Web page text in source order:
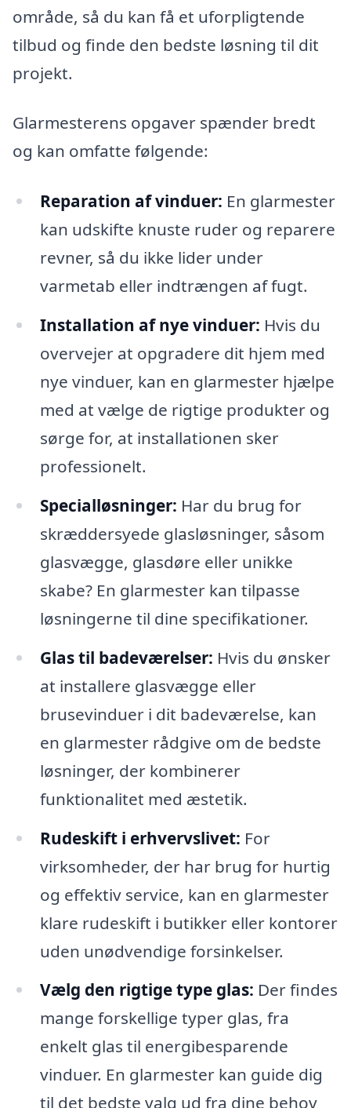
område, så du kan få et uforpligtende
tilbud og finde den bedste løsning til dit
projekt.
Glarmesterens opgaver spænder bredt
og kan omfatte følgende:
Reparation af vinduer: En glarmester
kan udskifte knuste ruder og reparere
revner, så du ikke lider under
varmetab eller indtrængen af fugt.
Installation af nye vinduer: Hvis du
overvejer at opgradere dit hjem med
nye vinduer, kan en glarmester hjælpe
med at vælge de rigtige produkter og
sørge for, at installationen sker
professionelt.
Specialløsninger: Har du brug for
skræddersyede glasløsninger, såsom
glasvægge, glasdøre eller unikke
skabe? En glarmester kan tilpasse
løsningerne til dine specifikationer.
Glas til badeværelser: Hvis du ønsker
at installere glasvægge eller
brusevinduer i dit badeværelse, kan
en glarmester rådgive om de bedste
løsninger, der kombinerer
funktionalitet med æstetik.
Rudeskift i erhvervslivet: For
virksomheder, der har brug for hurtig
og effektiv service, kan en glarmester
klare rudeskift i butikker eller kontorer
uden unødvendige forsinkelser.
Vælg den rigtige type glas: Der findes
mange forskellige typer glas, fra
enkelt glas til energibesparende
vinduer. En glarmester kan guide dig
til det bedste valg ud fra dine behov